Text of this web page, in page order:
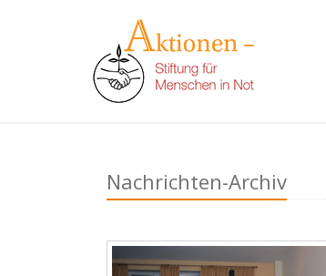
Nachrichten-Archiv